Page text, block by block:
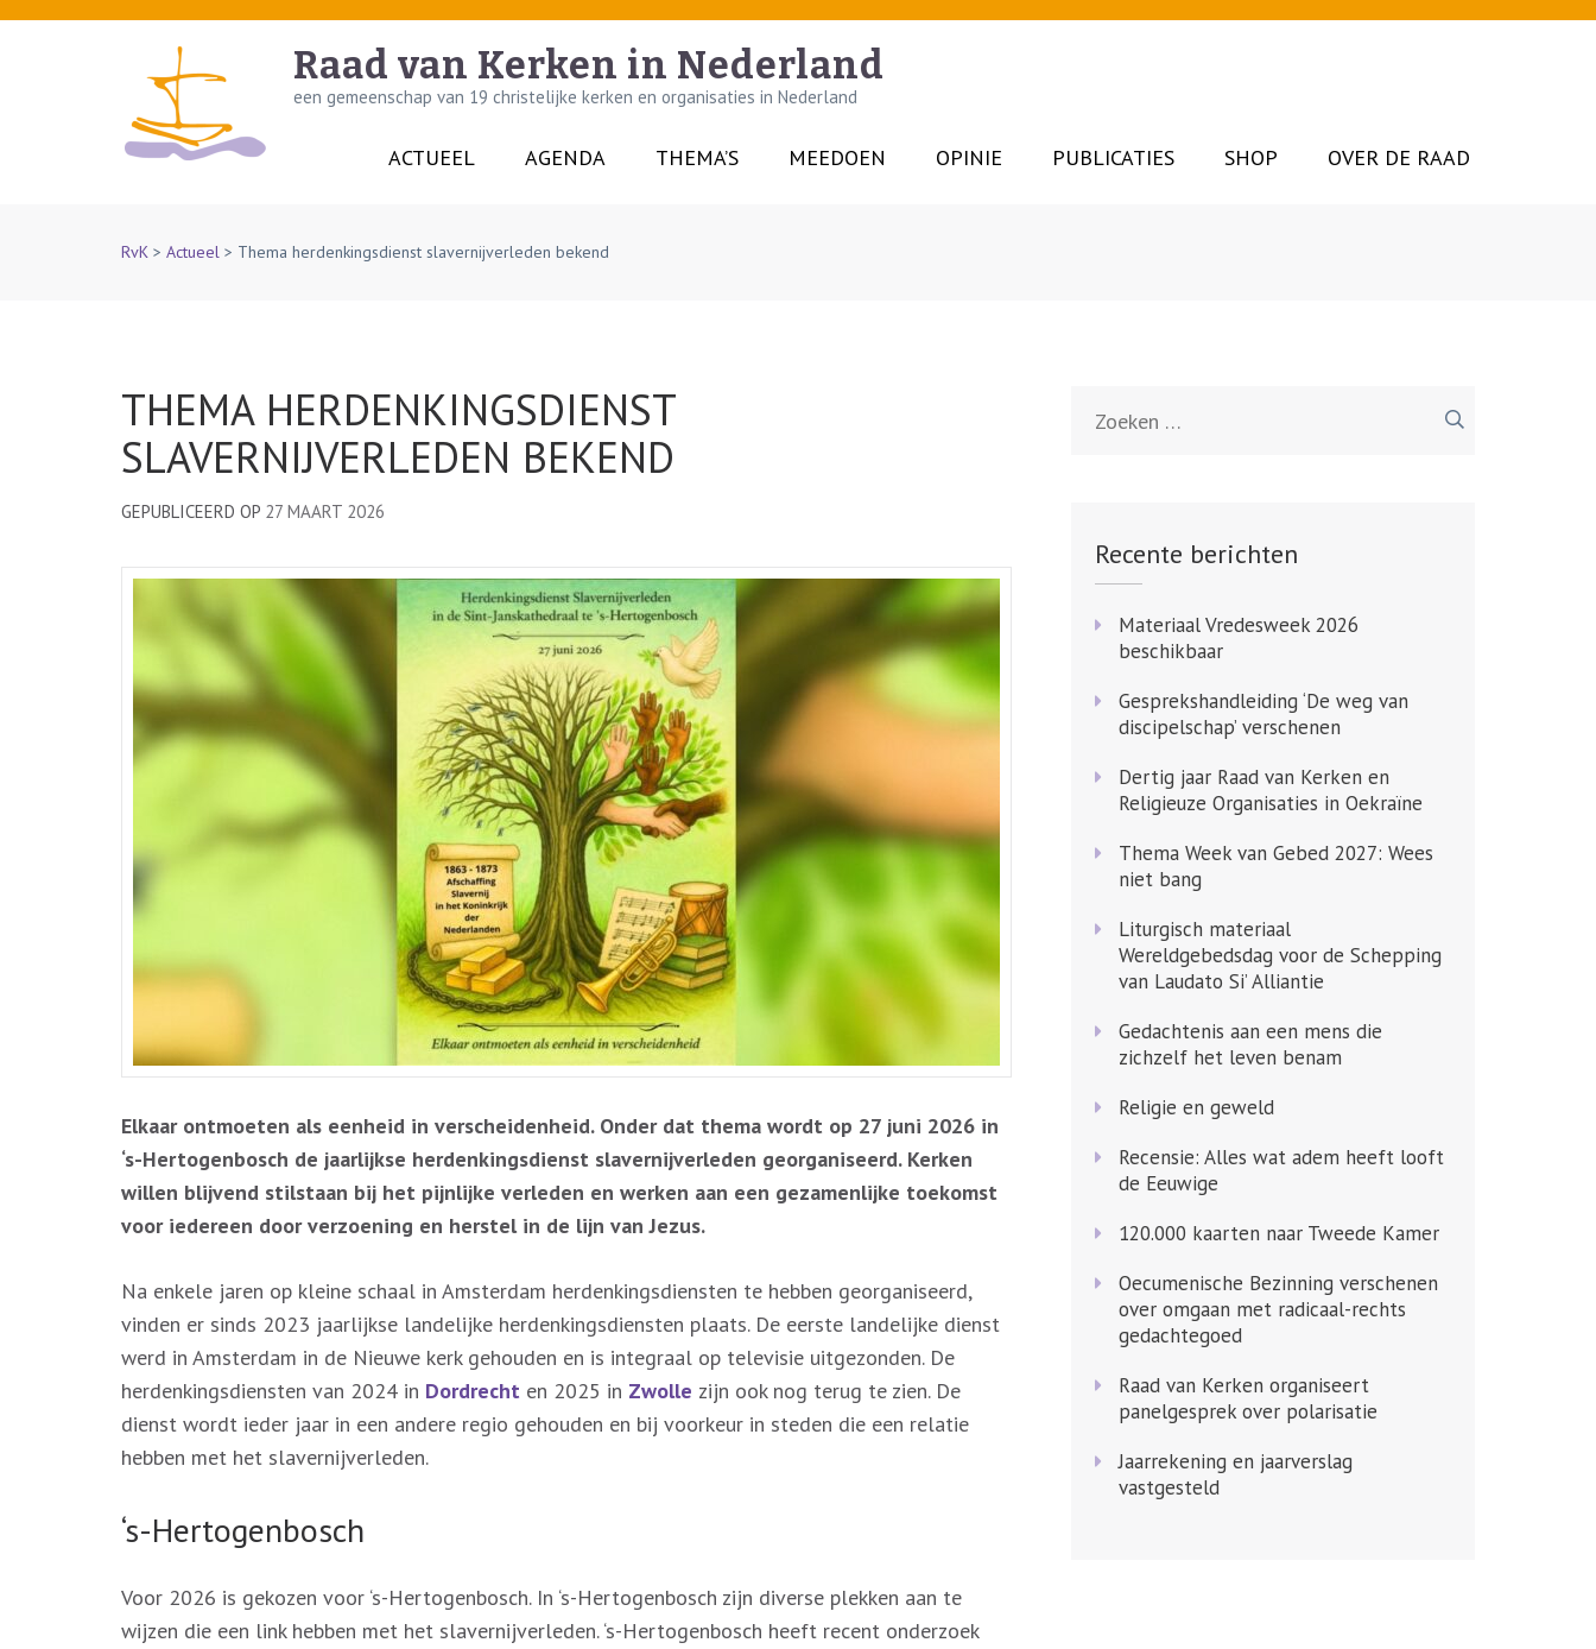
Skip
Raad van Kerken in Nederland
een gemeenschap van 19 christelijke kerken en organisaties in Nederland
ACTUEEL AGENDA THEMA’S MEEDOEN OPINIE PUBLICATIES SHOP OVER DE RAAD
RvK > Actueel > Thema herdenkingsdienst slavernijverleden bekend
THEMA HERDENKINGSDIENST
SLAVERNIJVERLEDEN BEKEND
GEPUBLICEERD OP 27 MAART 2026
Elkaar ontmoeten als eenheid in verscheidenheid. Onder dat thema wordt op 27 juni 2026 in
‘s-Hertogenbosch de jaarlijkse herdenkingsdienst slavernijverleden georganiseerd. Kerken
willen blijvend stilstaan bij het pijnlijke verleden en werken aan een gezamenlijke toekomst
voor iedereen door verzoening en herstel in de lijn van Jezus.
Na enkele jaren op kleine schaal in Amsterdam herdenkingsdiensten te hebben georganiseerd,
vinden er sinds 2023 jaarlijkse landelijke herdenkingsdiensten plaats. De eerste landelijke dienst
werd in Amsterdam in de Nieuwe kerk gehouden en is integraal op televisie uitgezonden. De
herdenkingsdiensten van 2024 in Dordrecht en 2025 in Zwolle zijn ook nog terug te zien. De
dienst wordt ieder jaar in een andere regio gehouden en bij voorkeur in steden die een relatie
hebben met het slavernijverleden.
‘s-Hertogenbosch
Voor 2026 is gekozen voor ‘s-Hertogenbosch. In ‘s-Hertogenbosch zijn diverse plekken aan te
wijzen die een link hebben met het slavernijverleden. ‘s-Hertogenbosch heeft recent onderzoek
naar:
Recente berichten
Materiaal Vredesweek 2026
beschikbaar
Gesprekshandleiding ‘De weg van
discipelschap’ verschenen
Dertig jaar Raad van Kerken en
Religieuze Organisaties in Oekraïne
Thema Week van Gebed 2027: Wees
niet bang
Liturgisch materiaal
Wereldgebedsdag voor de Schepping
van Laudato Si’ Alliantie
Gedachtenis aan een mens die
zichzelf het leven benam
Religie en geweld
Recensie: Alles wat adem heeft looft
de Eeuwige
120.000 kaarten naar Tweede Kamer
Oecumenische Bezinning verschenen
over omgaan met radicaal-rechts
gedachtegoed
Raad van Kerken organiseert
panelgesprek over polarisatie
Jaarrekening en jaarverslag
vastgesteld